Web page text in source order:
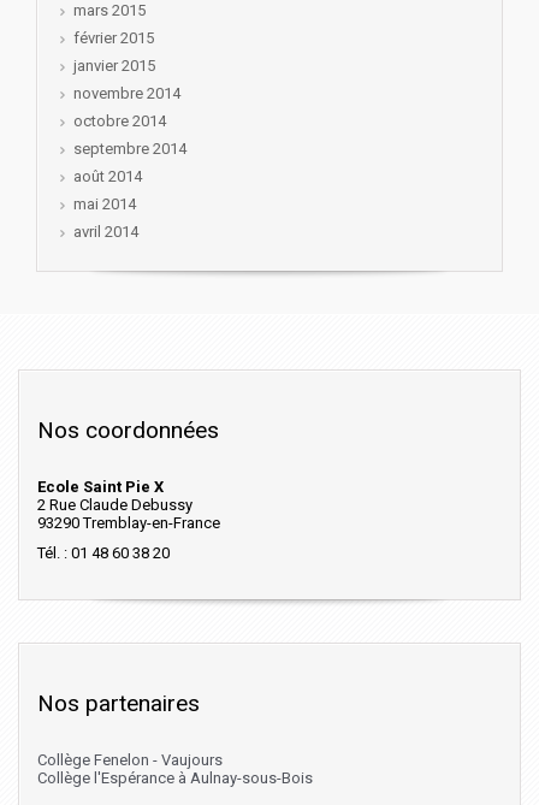
mars 2015
février 2015
janvier 2015
novembre 2014
octobre 2014
septembre 2014
août 2014
mai 2014
avril 2014
Nos coordonnées
Ecole Saint Pie X
2 Rue Claude Debussy
93290 Tremblay-en-France
Tél. : 01 48 60 38 20
Nos partenaires
Collège Fenelon - Vaujours
Collège l'Espérance à Aulnay-sous-Bois